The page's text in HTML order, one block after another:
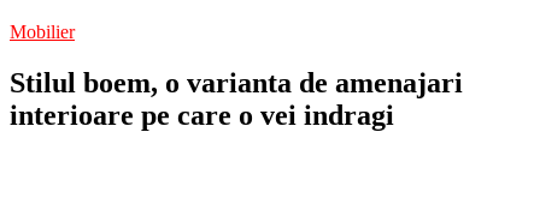
Mobilier
Stilul boem, o varianta de amenajari
interioare pe care o vei indragi